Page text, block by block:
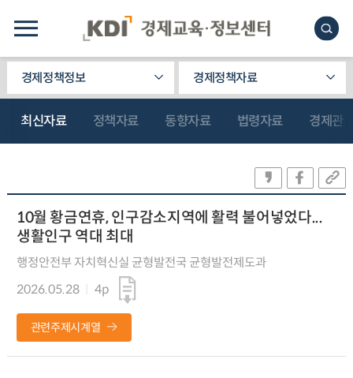
경제정책정보 경제정책자료
최신자료 정책자료 동향자료 법령자료 경제관
10월 황금연휴, 인구감소지역에 활력 불어넣었다...
생활인구 역대 최대
행정안전부 자치혁신실 균형발전국 균형발전제도과
2026.05.28
4p
관련주제시계열